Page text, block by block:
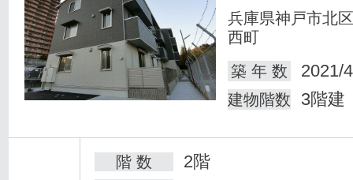
兵庫県神戸市北
西町
築 年 数
2021/
建物階数 3階建
階 数 2階